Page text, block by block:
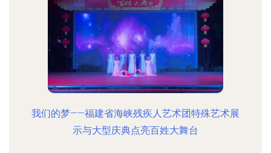
我们的梦——福建省海峡残疾人艺术团特殊艺术展
示与大型庆典点亮百姓大舞台